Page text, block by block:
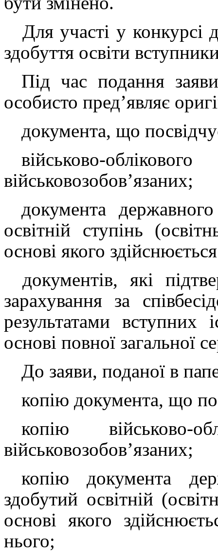
Для участі у конкурсі
здобуття освіти
Під час подання
особисто пред’являє
документа, що
військово-
військовозобов’язаних;
документа
освітній ступінь
основі якого
документів, які
зарахування за
результатами вступних
основі повної загальної
До заяви, поданої в
копію документа, що
копію військово-
військовозобов’язаних;
копію документа
здобутий освітній
основі якого
нього;